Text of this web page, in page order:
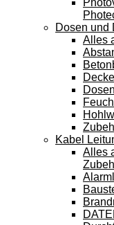
Dosen und
Alles
Kabel
Alles